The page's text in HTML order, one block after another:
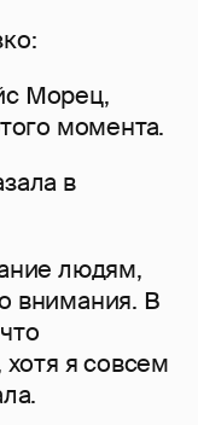
Морец,
момента.
в
людям,
внимания. В
я совсем